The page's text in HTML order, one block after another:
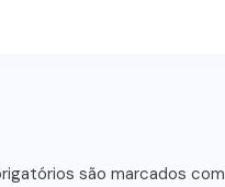
são marcados com